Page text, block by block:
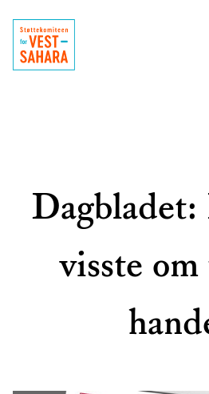
visste